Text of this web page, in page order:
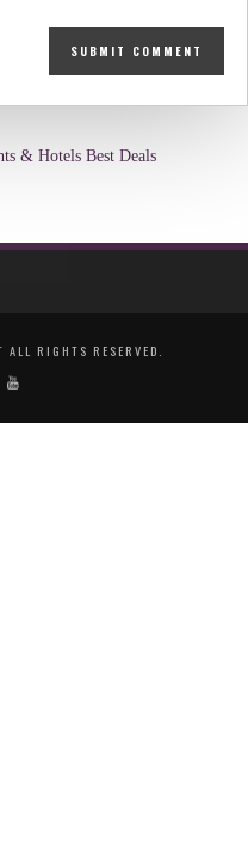
& Hotels Best Deals
RIGHTS RESERVED.